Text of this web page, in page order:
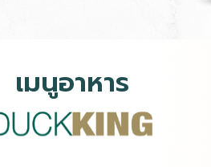
เมนูอาหาร